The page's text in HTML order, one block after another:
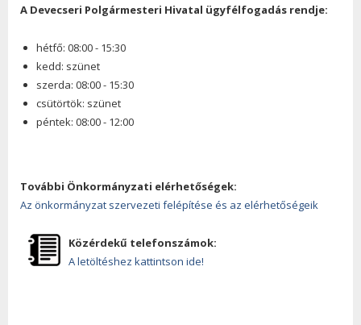
A Devecseri Polgármesteri Hivatal ügyfélfogadás rendje:
hétfő: 08:00 - 15:30
kedd: szünet
szerda: 08:00 - 15:30
csütörtök: szünet
péntek: 08:00 - 12:00
További Önkormányzati elérhetőségek:
Az önkormányzat szervezeti felépítése és az elérhetőségeik
Közérdekű telefonszámok:
A letöltéshez kattintson ide!